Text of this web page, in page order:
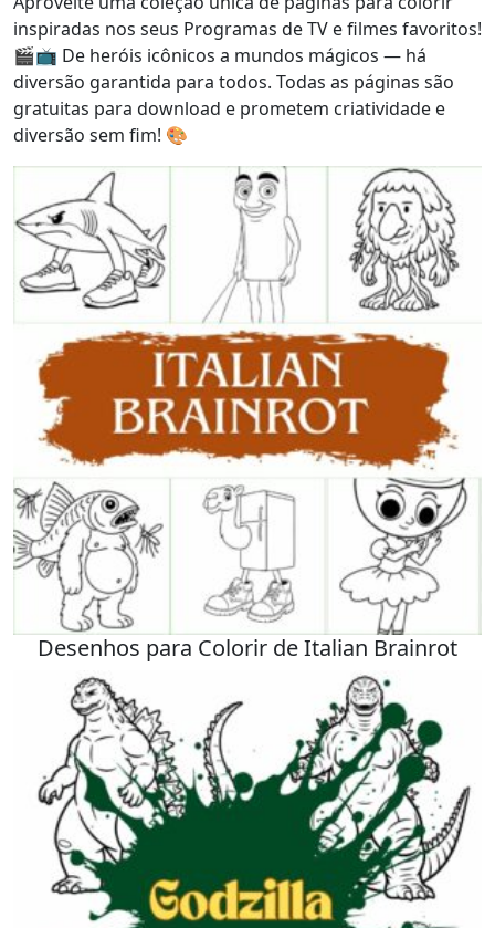
inspiradas nos seus Programas de TV e filmes favoritos!
🎬📺 De heróis icônicos a mundos mágicos — há
diversão garantida para todos. Todas as páginas são
gratuitas para download e prometem criatividade e
diversão sem fim! 🎨
Desenhos para Colorir de Italian Brainrot